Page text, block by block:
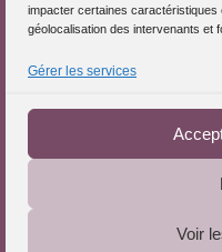
impacter certaines caractéristiques
géolocalisation des intervenants et
Gérer les services
Voir
Charte déontologique
Le Portail de l'Analyse des